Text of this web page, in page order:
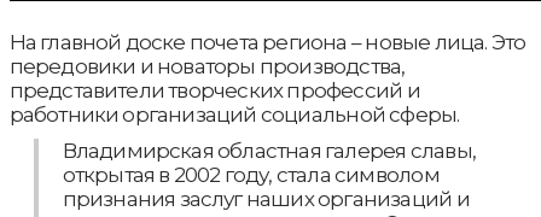
На главной доске почета региона – новые лица. Это
передовики и новаторы производства,
представители творческих профессий и
работники организаций социальной сферы.
Владимирская областная галерея славы,
открытая в 2002 году, стала символом
признания заслуг наших организаций и